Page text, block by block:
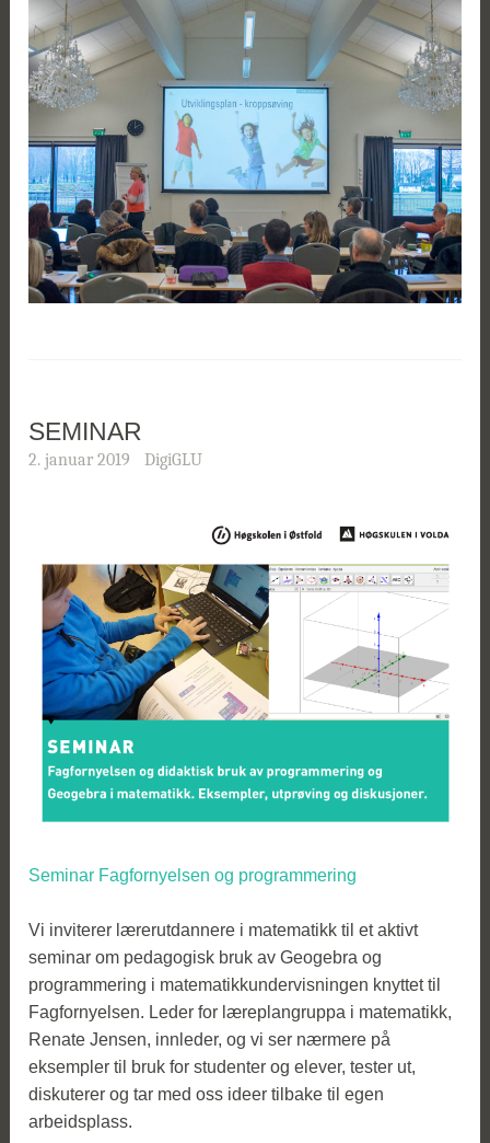
SEMINAR
2. januar 2019 DigiGLU
Seminar Fagfornyelsen og programmering
Vi inviterer lærerutdannere i matematikk til et aktivt
seminar om pedagogisk bruk av Geogebra og
programmering i matematikkundervisningen knyttet til
Fagfornyelsen. Leder for læreplangruppa i matematikk,
Renate Jensen, innleder, og vi ser nærmere på
eksempler til bruk for studenter og elever, tester ut,
diskuterer og tar med oss ideer tilbake til egen
arbeidsplass.